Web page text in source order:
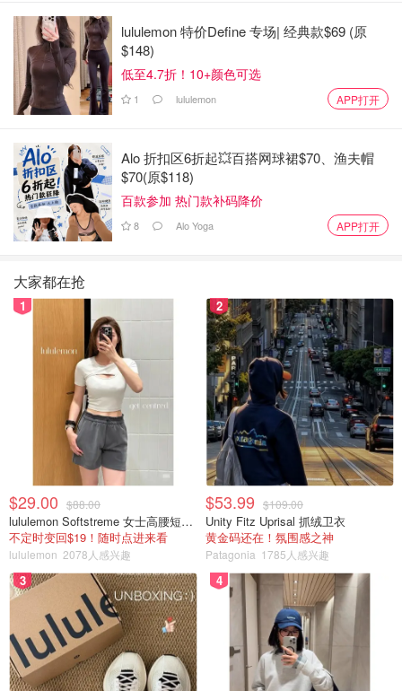
lululemon 特价Define 专场| 经典款$69 (原
$148)
低至4.7折！10+颜色可选
1 lululemon APP打开
Alo 折扣区6折起💥百搭网球裙$70、渔夫帽
$70(原$118)
百款参加 热门款补码降价
8 Alo Yoga APP打开
大家都在抢
1
$29.00 $88.00
lululemon Softstreme 女士高腰短裤 10cm
不定时变回$19！随时点进来看
lululemon 2078人感兴趣
2
$53.99 $109.00
Unity Fitz Uprisal 抓绒卫衣
黄金码还在！氛围感之神
Patagonia 1785人感兴趣
3 4